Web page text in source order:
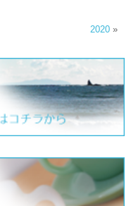
2020 »